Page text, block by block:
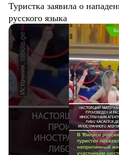
Туристка заявила о
русского языка